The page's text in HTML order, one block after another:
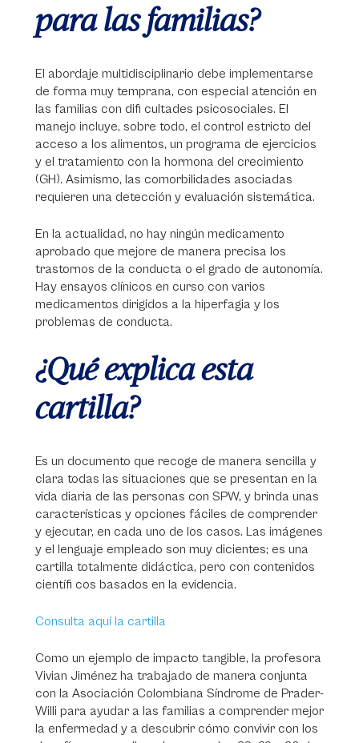
para las familias?
El abordaje multidisciplinario debe implementarse
de forma muy temprana, con especial atención en
las familias con difi cultades psicosociales. El
manejo incluye, sobre todo, el control estricto del
acceso a los alimentos, un programa de ejercicios
y el tratamiento con la hormona del crecimiento
(GH). Asimismo, las comorbilidades asociadas
requieren una detección y evaluación sistemática.
En la actualidad, no hay ningún medicamento
aprobado que mejore de manera precisa los
trastornos de la conducta o el grado de autonomía.
Hay ensayos clínicos en curso con varios
medicamentos dirigidos a la hiperfagia y los
problemas de conducta.
¿Qué explica esta
cartilla?
Es un documento que recoge de manera sencilla y
clara todas las situaciones que se presentan en la
vida diaria de las personas con SPW, y brinda unas
características y opciones fáciles de comprender
y ejecutar, en cada uno de los casos. Las imágenes
y el lenguaje empleado son muy dicientes; es una
cartilla totalmente didáctica, pero con contenidos
científi cos basados en la evidencia.
Consulta aquí la cartilla
Como un ejemplo de impacto tangible, la profesora
Vivian Jiménez ha trabajado de manera conjunta
con la Asociación Colombiana Síndrome de Prader-
Willi para ayudar a las familias a comprender mejor
la enfermedad y a descubrir cómo convivir con los